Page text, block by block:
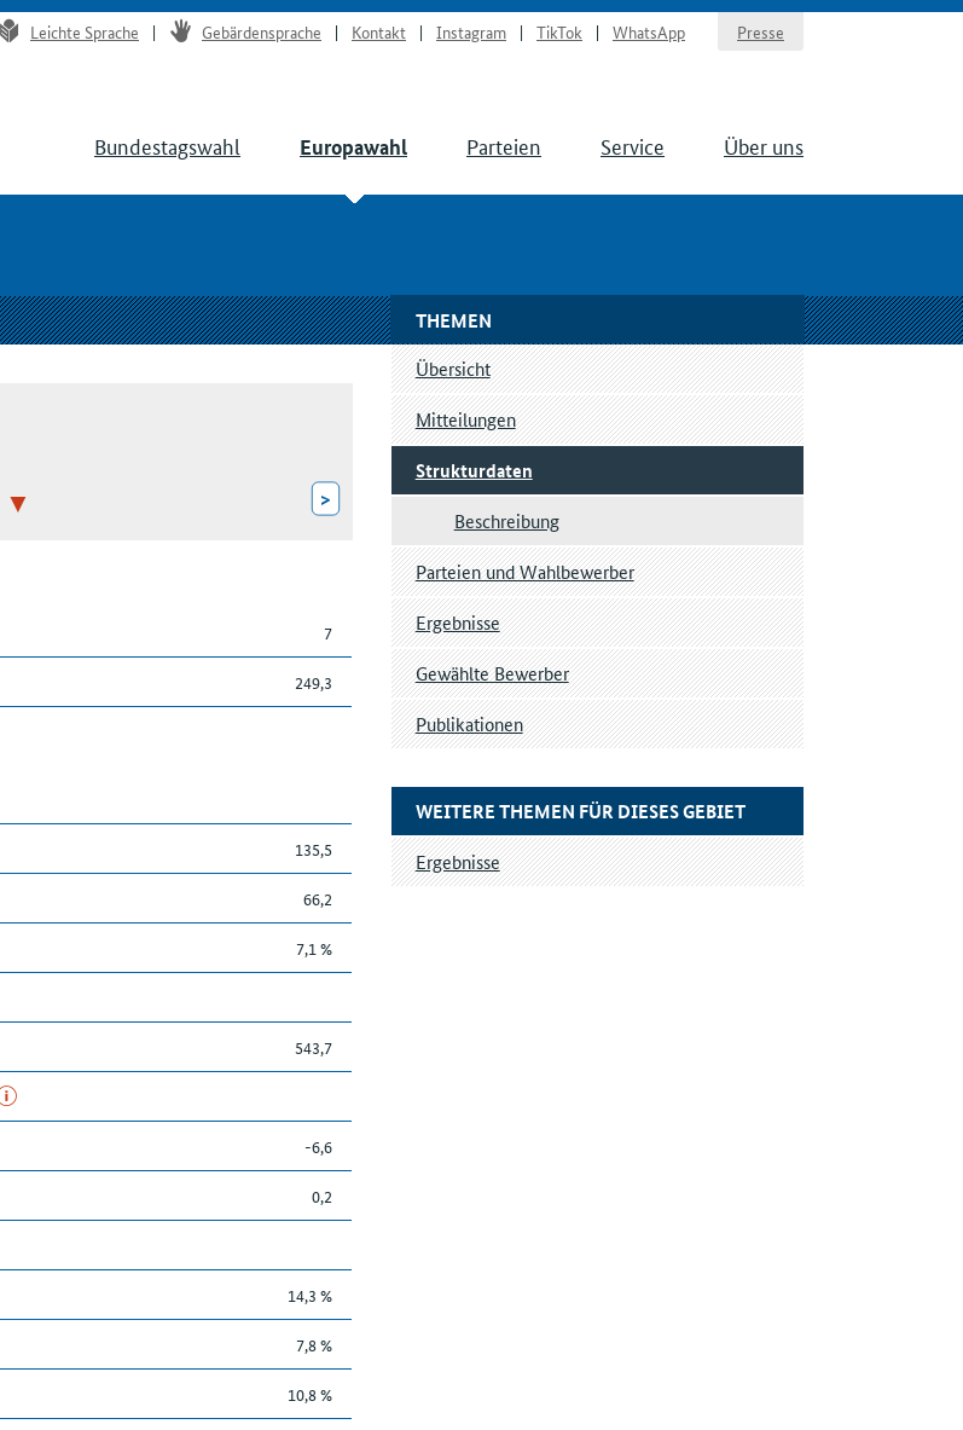
Leichte Sprache Gebärdensprache Kontakt Instagram TikTok WhatsApp Presse
Bundestagswahl Europawahl Parteien Service Über uns
>
7
249,3
135,5
66,2
7,1 %
543,7
-6,6
0,2
14,3 %
7,8 %
10,8 %
THEMEN
Übersicht
Mitteilungen
Strukturdaten
Beschreibung
Parteien und Wahlbewerber
Ergebnisse
Gewählte Bewerber
Publikationen
WEITERE THEMEN FÜR DIESES GEBIET
Ergebnisse